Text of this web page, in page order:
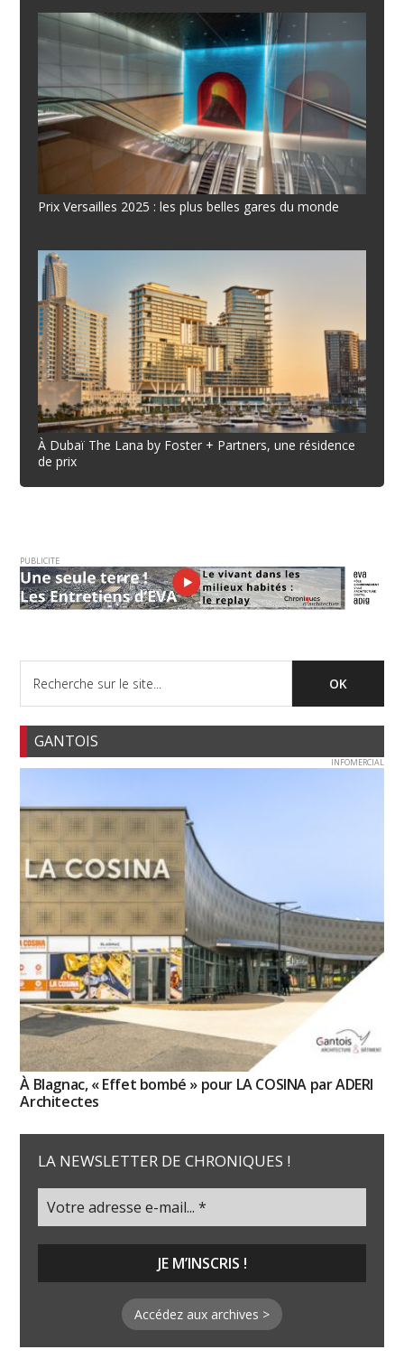
Prix Versailles 2025 : les plus belles gares du monde
À Dubaï The Lana by Foster + Partners, une résidence
de prix
PUBLICITE
GANTOIS
INFOMERCIAL
À Blagnac, « Effet bombé » pour LA COSINA par ADERI
Architectes
LA NEWSLETTER DE CHRONIQUES !
Accédez aux archives >